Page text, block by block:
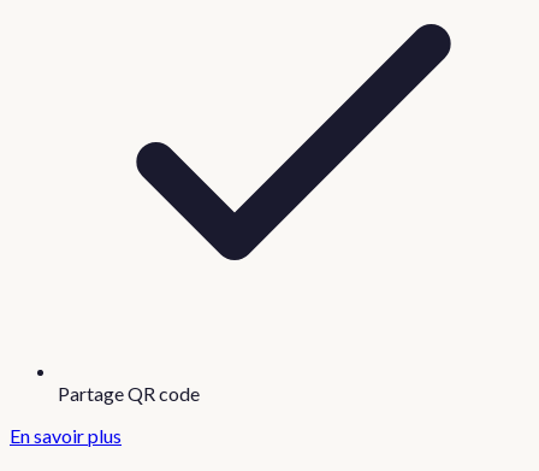
Partage QR code
En savoir plus